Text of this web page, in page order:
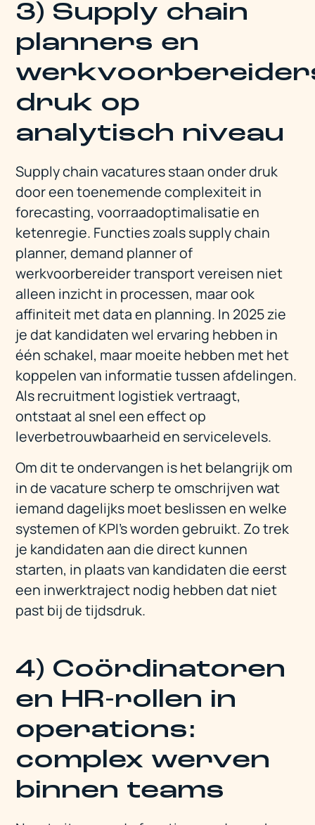
3) Supply chain
planners en
druk op
analytisch niveau
Supply chain vacatures staan onder druk
door een toenemende complexiteit in
forecasting, voorraadoptimalisatie en
ketenregie. Functies zoals supply chain
planner, demand planner of
werkvoorbereider transport vereisen niet
alleen inzicht in processen, maar ook
affiniteit met data en planning. In 2025 zie
je dat kandidaten wel ervaring hebben in
één schakel, maar moeite hebben met het
koppelen van informatie tussen afdelingen.
Als recruitment logistiek vertraagt,
ontstaat al snel een effect op
leverbetrouwbaarheid en servicelevels.
Om dit te ondervangen is het belangrijk om
in de vacature scherp te omschrijven wat
iemand dagelijks moet beslissen en welke
systemen of KPI’s worden gebruikt. Zo trek
je kandidaten aan die direct kunnen
starten, in plaats van kandidaten die eerst
een inwerktraject nodig hebben dat niet
past bij de tijdsdruk.
4) Coördinatoren
en HR-rollen in
operations:
complex werven
binnen teams